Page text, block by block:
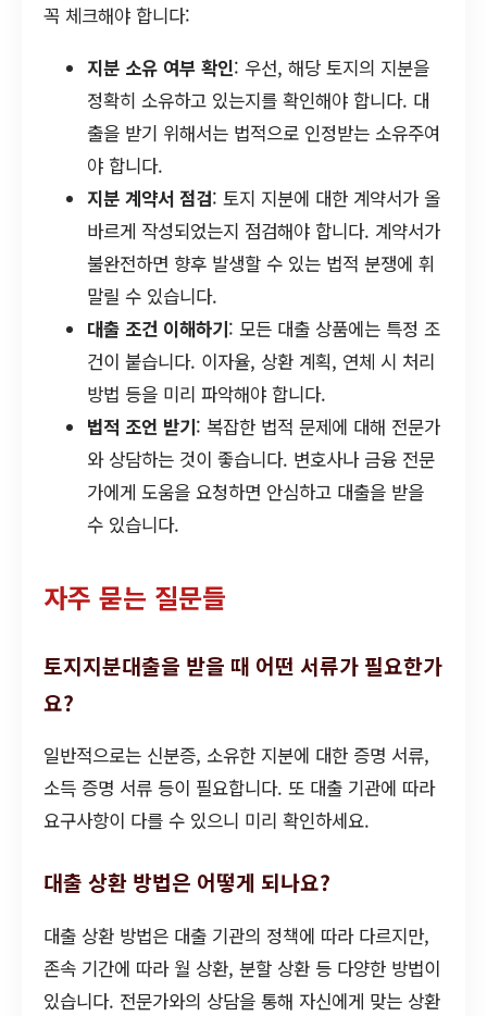
꼭 체크해야 합니다:
지분 소유 여부 확인: 우선, 해당 토지의 지분을
정확히 소유하고 있는지를 확인해야 합니다. 대
출을 받기 위해서는 법적으로 인정받는 소유주여
야 합니다.
지분 계약서 점검: 토지 지분에 대한 계약서가 올
바르게 작성되었는지 점검해야 합니다. 계약서가
불완전하면 향후 발생할 수 있는 법적 분쟁에 휘
말릴 수 있습니다.
대출 조건 이해하기: 모든 대출 상품에는 특정 조
건이 붙습니다. 이자율, 상환 계획, 연체 시 처리
방법 등을 미리 파악해야 합니다.
법적 조언 받기: 복잡한 법적 문제에 대해 전문가
와 상담하는 것이 좋습니다. 변호사나 금융 전문
가에게 도움을 요청하면 안심하고 대출을 받을
수 있습니다.
자주 묻는 질문들
토지지분대출을 받을 때 어떤 서류가 필요한가
요?
일반적으로는 신분증, 소유한 지분에 대한 증명 서류,
소득 증명 서류 등이 필요합니다. 또 대출 기관에 따라
요구사항이 다를 수 있으니 미리 확인하세요.
대출 상환 방법은 어떻게 되나요?
대출 상환 방법은 대출 기관의 정책에 따라 다르지만,
존속 기간에 따라 월 상환, 분할 상환 등 다양한 방법이
있습니다. 전문가와의 상담을 통해 자신에게 맞는 상환